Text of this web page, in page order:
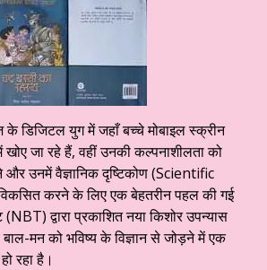
डिजिटल युग में जहाँ बच्चे मोबाइल स्क्रीन
खोए जा रहे हैं, वहीं उनकी कल्पनाशीलता को
उनमें वैज्ञानिक दृष्टिकोण (Scientific
करने के लिए एक बेहतरीन पहल की गई
द्वारा प्रकाशित नया किशोर उपन्यास
बाल-मन को भविष्य के विज्ञान से जोड़ने में एक
रहा है।